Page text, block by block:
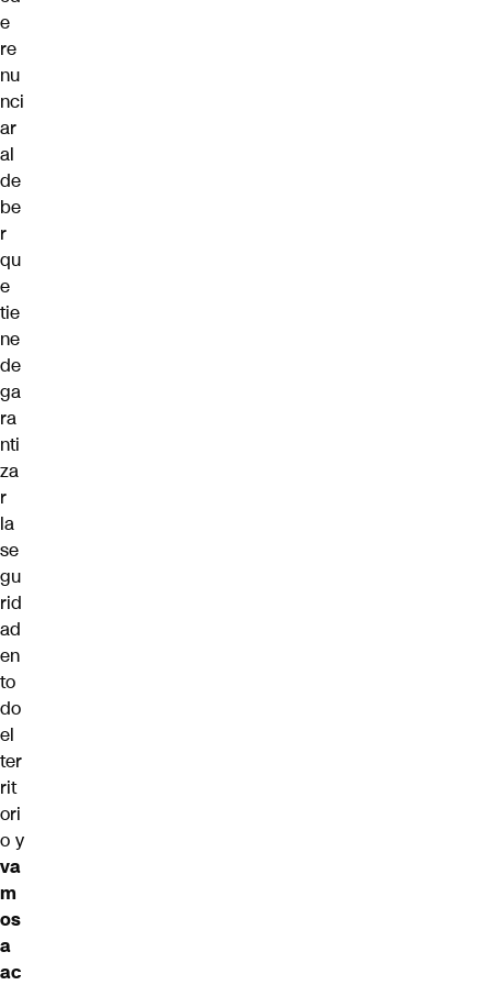
e
re
nu
nci
ar
al
de
be
r
qu
e
tie
ne
de
ga
ra
nti
za
r
la
se
gu
rid
ad
en
to
do
el
ter
rit
ori
o y
va
m
os
a
ac